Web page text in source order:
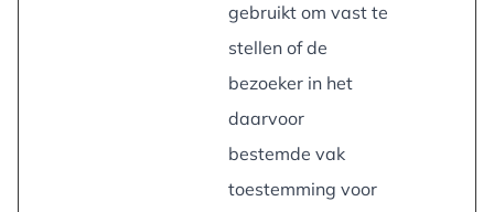
gebruikt om vast te
stellen of de
bezoeker in het
daarvoor
bestemde vak
toestemming voor